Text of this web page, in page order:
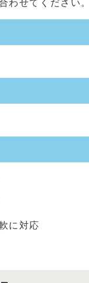
わせてください
に対応